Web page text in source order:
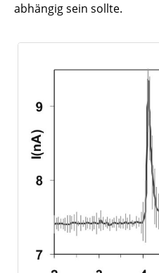
abhängig sein sollte.